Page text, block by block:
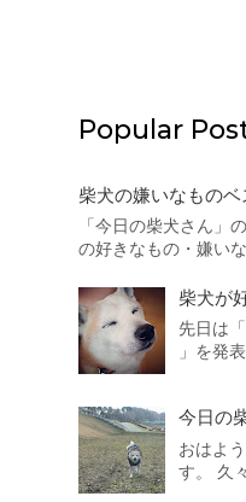
Popular
柴犬の嫌いなものベ
「今日の柴犬さん」
の好きなもの・嫌い
は柴犬の嫌いなもの
ます。 それでは発表
は・・・・・・・・
柴犬が
先日は
」を発
す。 第5
でお出
つもあ
好きなの
今日の
おはよ
す。 久